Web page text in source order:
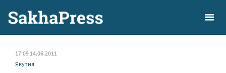
17:09 14.06.2011
Якутия